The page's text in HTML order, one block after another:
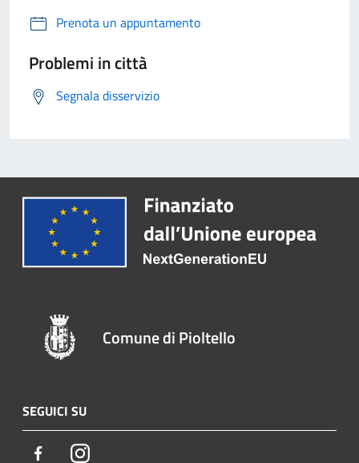
Prenota un appuntamento
Problemi in città
Segnala disservizio
Comune di Pioltello
SEGUICI SU
FacebookInstagram